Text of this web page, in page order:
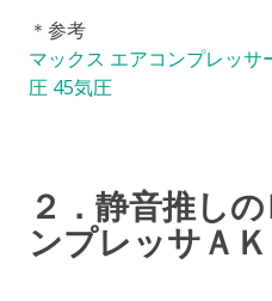
＊参考
マックス エアコンプレッサ
圧 45気圧
２．静音推し
ンプレッサＡ